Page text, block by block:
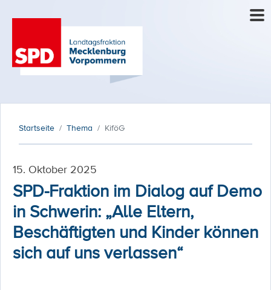
Startseite Thema KiföG
15. Oktober 2025
SPD-Fraktion im Dialog auf Demo
in Schwerin: „Alle Eltern,
Beschäftigten und Kinder können
sich auf uns verlassen“